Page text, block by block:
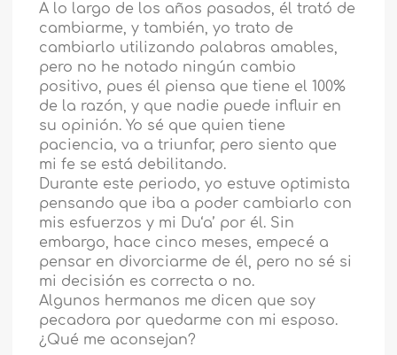
A lo largo de los años pasados, él trató de
cambiarme, y también, yo trato de
cambiarlo utilizando palabras amables,
pero no he notado ningún cambio
positivo, pues él piensa que tiene el 100%
de la razón, y que nadie puede influir en
su opinión. Yo sé que quien tiene
paciencia, va a triunfar, pero siento que
mi fe se está debilitando.
Durante este periodo, yo estuve optimista
pensando que iba a poder cambiarlo con
mis esfuerzos y mi Du‘a’ por él. Sin
embargo, hace cinco meses, empecé a
pensar en divorciarme de él, pero no sé si
mi decisión es correcta o no.
Algunos hermanos me dicen que soy
pecadora por quedarme con mi esposo.
¿Qué me aconsejan?